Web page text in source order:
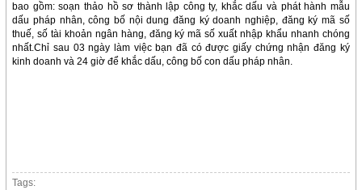
bao gồm: soạn thảo hồ sơ thành lập công ty, khắc dấu và phát hành mẫu
dấu pháp nhân, công bố nội dung đăng ký doanh nghiệp, đăng ký mã số
thuế, số tài khoản ngân hàng, đăng ký mã số xuất nhập khẩu nhanh chóng
nhất.Chỉ sau 03 ngày làm việc bạn đã có được giấy chứng nhận đăng ký
kinh doanh và 24 giờ để khắc dấu, công bố con dấu pháp nhân.
Tags: